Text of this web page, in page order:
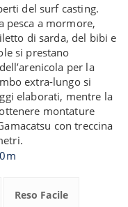
del surf casting.
pesca a mormore,
di sarda, del bibi e
si prestano
per la
extra-lungo si
elaborati, mentre la
montature
con treccina
Reso Facile